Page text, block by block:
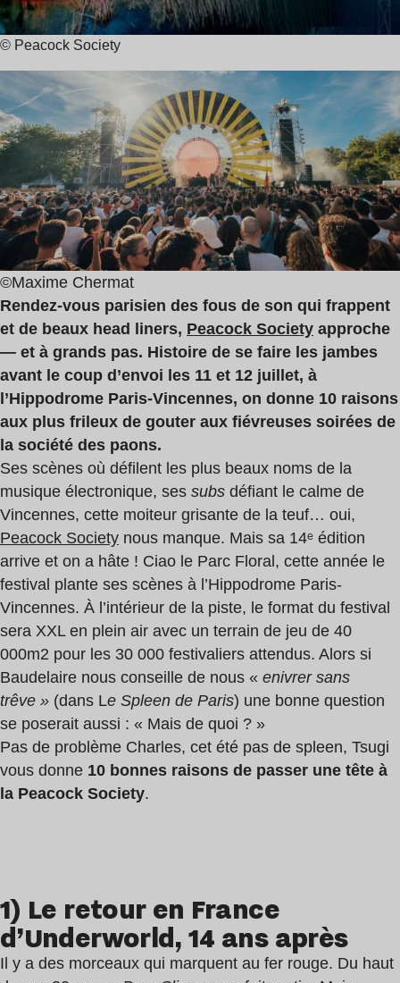
© Peacock Society
©Maxime Chermat
Rendez-vous parisien des fous de son qui frappent
et de beaux head liners, Peacock Society approche
— et à grands pas. Histoire de se faire les jambes
avant le coup d’envoi les 11 et 12 juillet, à
l’Hippodrome Paris-Vincennes, on donne 10 raisons
aux plus frileux de gouter aux fiévreuses soirées de
la société des paons.
Ses scènes où défilent les plus beaux noms de la
musique électronique, ses subs défiant le calme de
Vincennes, cette moiteur grisante de la teuf… oui,
Peacock Society nous manque. Mais sa 14ᵉ édition
arrive et on a hâte ! Ciao le Parc Floral, cette année le
festival plante ses scènes à l’Hippodrome Paris-
Vincennes. À l’intérieur de la piste, le format du festival
sera XXL en plein air avec un terrain de jeu de 40
000m2 pour les 30 000 festivaliers attendus. Alors si
Baudelaire nous conseille de nous « enivrer sans
trêve » (dans Le Spleen de Paris) une bonne question
se poserait aussi : « Mais de quoi ? »
Pas de problème Charles, cet été pas de spleen, Tsugi
vous donne 10 bonnes raisons de passer une tête à
la Peacock Society.
1) Le retour en France
d’Underworld, 14 ans après
Il y a des morceaux qui marquent au fer rouge. Du haut